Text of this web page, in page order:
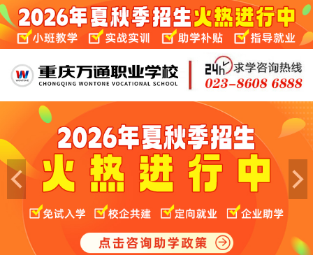
通知
免费体验课名额预约中！试学满意再报名！